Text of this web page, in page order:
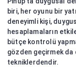
biri, her oyunu bir
deneyimli kişi,
hesaplamaların
bütçe kontrolü
gözden geçirmek
tekniklerdendir.